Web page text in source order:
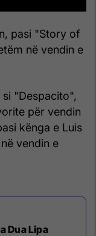
pasi "Story of
në vendin e
"Despacito",
për vendin
kënga e Luis
vendin e
Dua Lipa